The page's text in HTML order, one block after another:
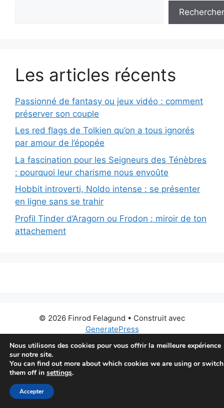
Rechercher
Les articles récents
Passionné de fantasy ou jeux vidéo : comment
préserver son couple
Les red flags de Tolkien qu’on a tous ignorés
par amour de l’épopée
La fascination pour les Seigneurs des Ténèbres
: pourquoi leur charisme nous envoûte
Hobbit introverti, Noldo intense : se présenter
en ligne sans se trahir
Profil Tinder d’Aragorn ou Frodon : miroir de ton
attachement
© 2026 Finrod Felagund • Construit avec
GeneratePress
Nous utilisons des cookies pour vous offrir la meilleure expérience
sur notre site.
You can find out more about which cookies we are using or switch
them off in settings.
Accepter